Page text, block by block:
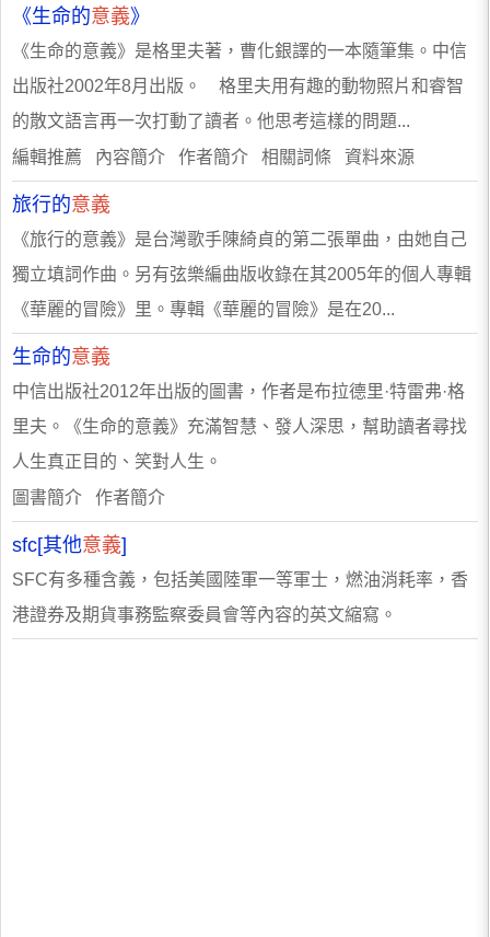
《生命的意義》
《生命的意義》是格里夫著，曹化銀譯的一本隨筆集。中信
出版社2002年8月出版。 格里夫用有趣的動物照片和睿智
的散文語言再一次打動了讀者。他思考這樣的問題...
編輯推薦 內容簡介 作者簡介 相關詞條 資料來源
旅行的意義
《旅行的意義》是台灣歌手陳綺貞的第二張單曲，由她自己
獨立填詞作曲。另有弦樂編曲版收錄在其2005年的個人專輯
《華麗的冒險》里。專輯《華麗的冒險》是在20...
生命的意義
中信出版社2012年出版的圖書，作者是布拉德里·特雷弗·格
里夫。《生命的意義》充滿智慧、發人深思，幫助讀者尋找
人生真正目的、笑對人生。
圖書簡介 作者簡介
sfc[其他意義]
SFC有多種含義，包括美國陸軍一等軍士，燃油消耗率，香
港證券及期貨事務監察委員會等內容的英文縮寫。